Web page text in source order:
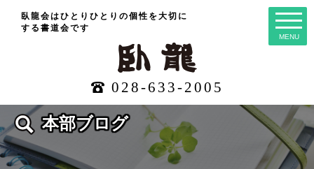
臥龍会はひとりひとりの個性を大切に
する 書道会です
028-633-2005
MENU
本部ブログ